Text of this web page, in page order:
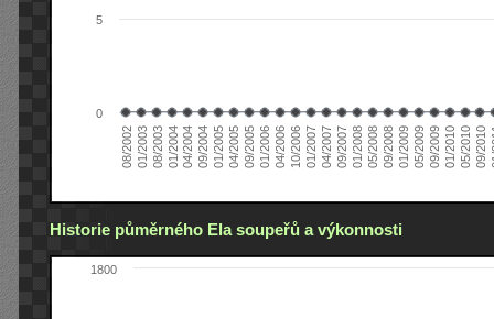
08/200201/200308/200301/200404/200409/200401/200504/200509/200501/200604/200610/200601/200704/200709/200701/200805/200809/200801/200905/200909/200901/201005/201009/2010
0
5
Historie půměrného Ela soupeřů a výkonnosti
1800